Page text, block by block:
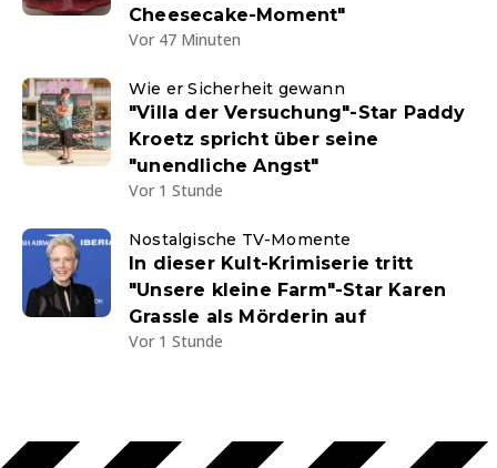
Cheesecake-Moment"
Vor 47 Minuten
Wie er Sicherheit gewann
"Villa der Versuchung"-Star Paddy
Kroetz spricht über seine
"unendliche Angst"
Vor 1 Stunde
Nostalgische TV-Momente
In dieser Kult-Krimiserie tritt
"Unsere kleine Farm"-Star Karen
Grassle als Mörderin auf
Vor 1 Stunde